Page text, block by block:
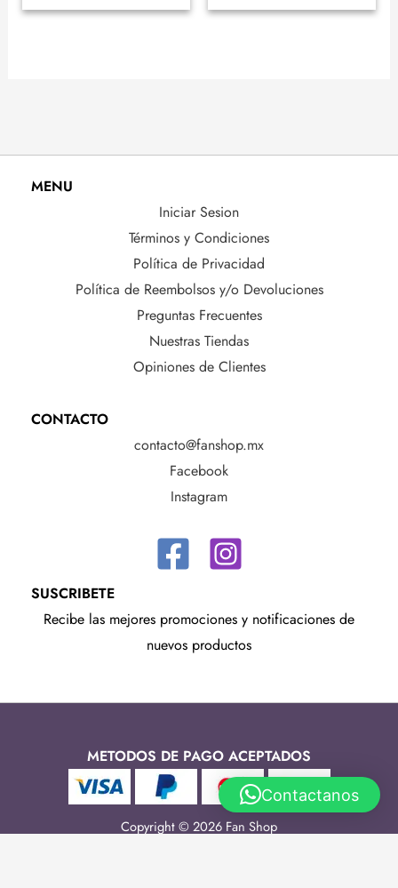
MENU
Iniciar Sesion
Términos y Condiciones
Política de Privacidad
Política de Reembolsos y/o Devoluciones
Preguntas Frecuentes
Nuestras Tiendas
Opiniones de Clientes
CONTACTO
contacto@fanshop.mx
Facebook
Instagram
SUSCRIBETE
Recibe las mejores promociones y notificaciones de
nuevos productos
METODOS DE PAGO ACEPTADOS
Copyright © 2026 Fan Shop
Contactanos